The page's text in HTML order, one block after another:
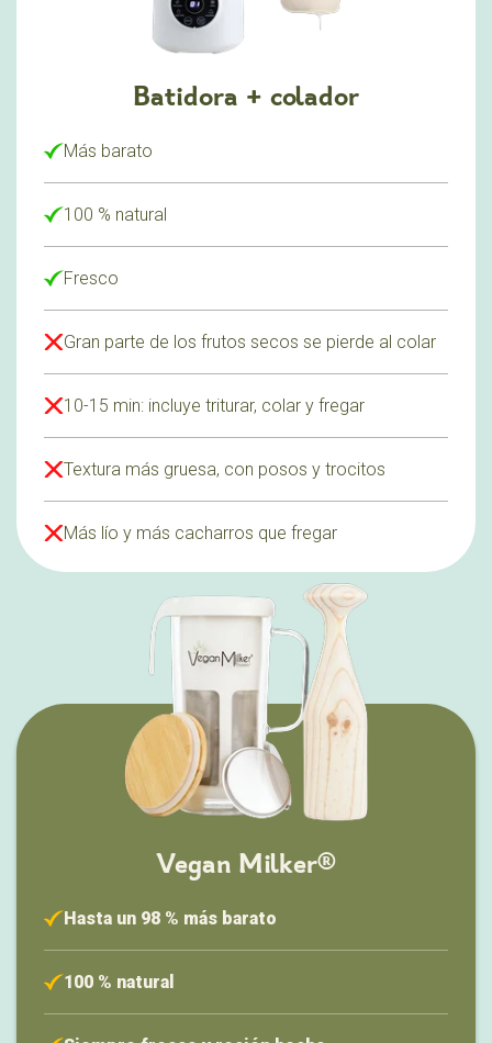
Batidora + colador
Más barato
100 % natural
Fresco
Gran parte de los frutos secos se pierde al colar
10-15 min: incluye triturar, colar y fregar
Textura más gruesa, con posos y trocitos
Más lío y más cacharros que fregar
Vegan Milker®
Hasta un 98 % más barato
100 % natural